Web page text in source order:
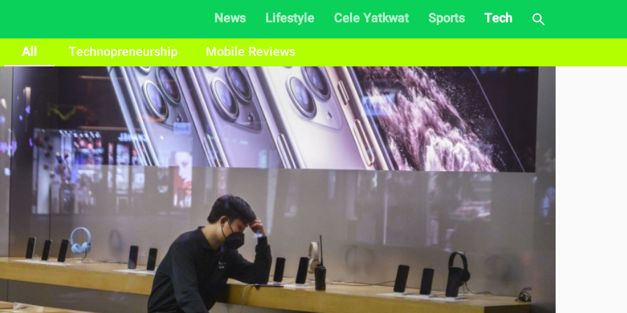
News Lifestyle Cele Yatkwat Sports
Tech
All
Technopreneurship Mobile Reviews